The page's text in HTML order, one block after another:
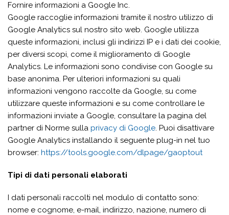
Fornire informazioni a Google Inc.
Google raccoglie informazioni tramite il nostro utilizzo di
Google Analytics sul nostro sito web. Google utilizza
queste informazioni, inclusi gli indirizzi IP e i dati dei cookie,
per diversi scopi, come il miglioramento di Google
Analytics. Le informazioni sono condivise con Google su
base anonima. Per ulteriori informazioni su quali
informazioni vengono raccolte da Google, su come
utilizzare queste informazioni e su come controllare le
informazioni inviate a Google, consultare la pagina del
partner di Norme sulla privacy di Google. Puoi disattivare
Google Analytics installando il seguente plug-in nel tuo
browser: https://tools.google.com/dlpage/gaoptout
Tipi di dati personali elaborati
I dati personali raccolti nel modulo di contatto sono:
nome e cognome, e-mail, indirizzo, nazione, numero di